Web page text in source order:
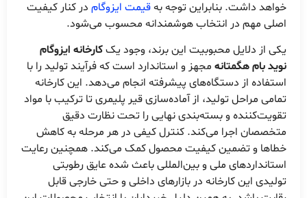
خواهد داشت. بنابراین توجه بهقیمت ایزوگام در کنار کیفیت
اصلی مهم در انتخاب هوشمندانه محسوب می‌شود.
یکی از دلایل محبوبیت این برند، وجود یککارخانه ایزوگام
نوید بام هگمتانه مجهز و استاندارد است که فرآیند تولید را با
استفاده از دستگاه‌های پیشرفته انجام می‌دهد. این کارخانه
تمامی مراحل تولید، از آماده‌سازی قیر پلیمری تا ترکیب با مواد
تقویت‌کننده و بسته‌بندی نهایی را تحت نظارت دقیق
متخصصان اجرا می‌کند. کنترل کیفی در هر مرحله به کاهش
خطاها و تضمین کیفیت محصول کمک می‌کند. همچنین رعایت
استانداردهای ملی و بین‌المللی باعث شده عایق رطوبتی
تولیدی این کارخانه در بازارهای داخلی و حتی خارجی قابل